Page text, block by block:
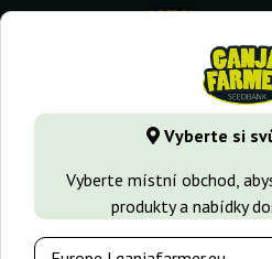
Vyberte si
Vyberte místní obchod,
produkty a nabídky
GanjaFarmer.cz Typy Semen